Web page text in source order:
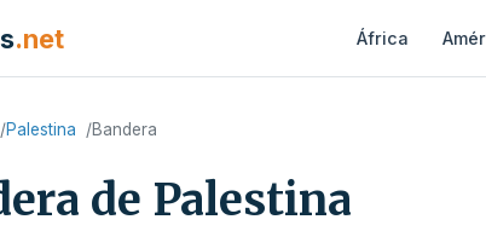
.net África
Palestina Bandera
de Palestina